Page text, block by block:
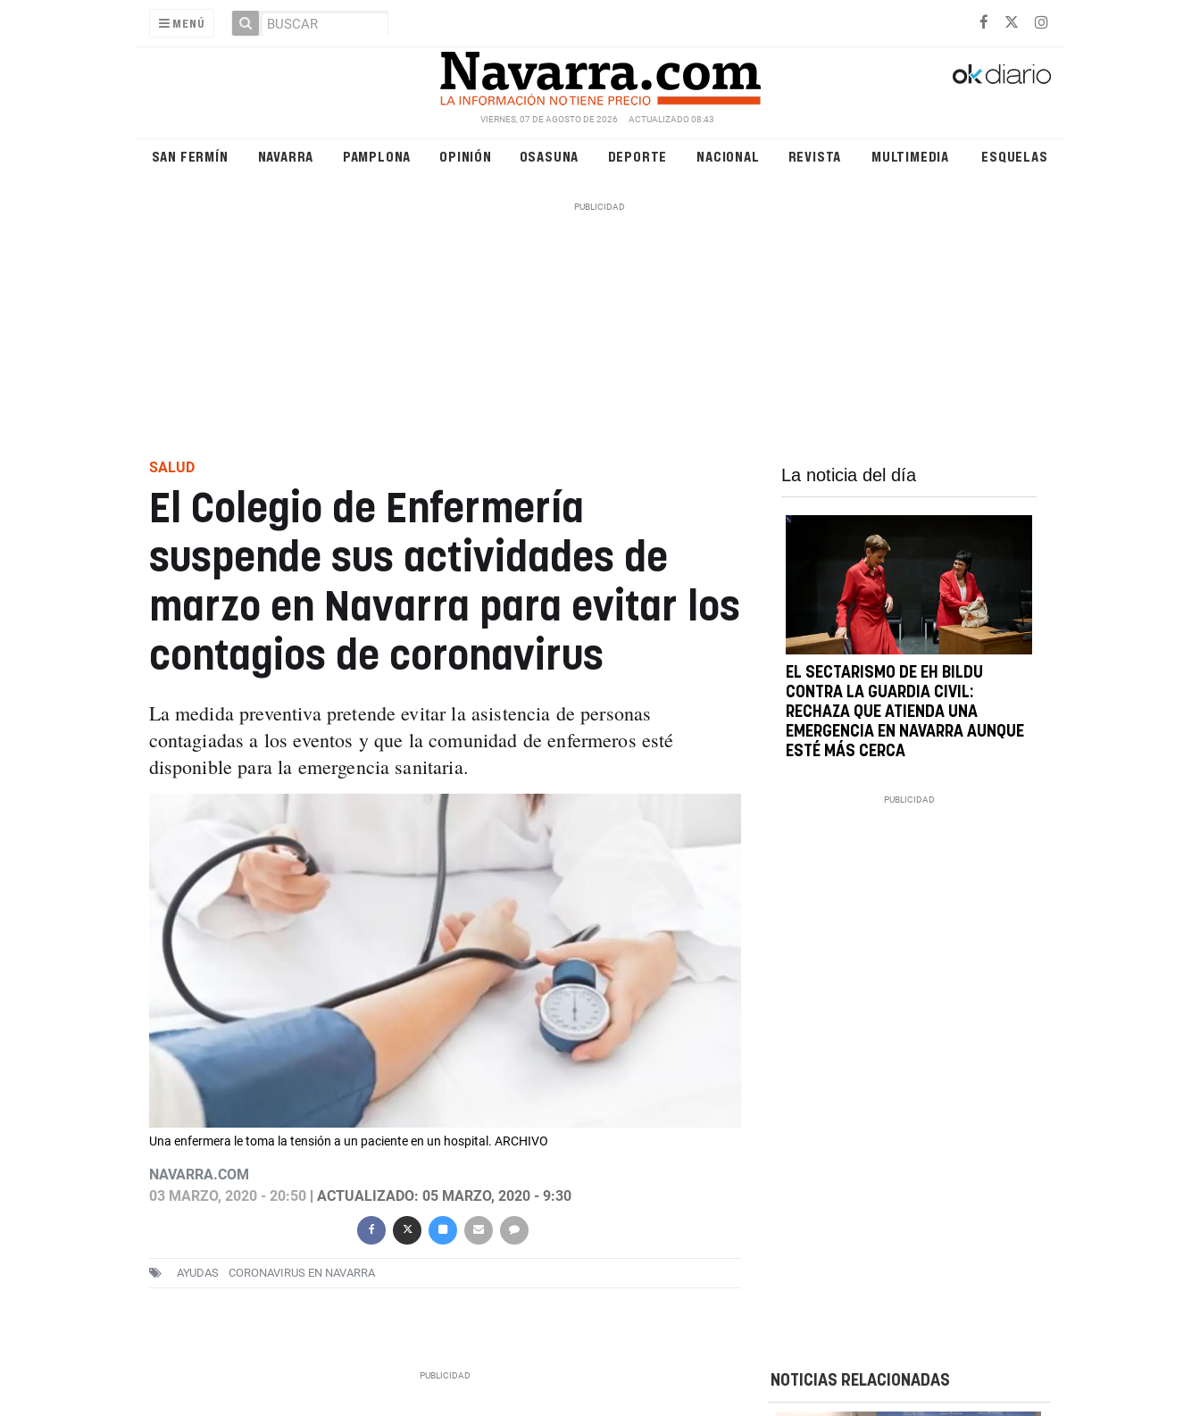
MENÚ
VIERNES, 07 DE AGOSTO DE 2026 ACTUALIZADO 08:43
SAN FERMÍN NAVARRA PAMPLONA OPINIÓN OSASUNA DEPORTE NACIONAL REVISTA MULTIMEDIA ESQUELAS
SALUD
El Colegio de Enfermería
suspende sus actividades de
marzo en Navarra para evitar los
contagios de coronavirus
La medida preventiva pretende evitar la asistencia de personas
contagiadas a los eventos y que la comunidad de enfermeros esté
disponible para la emergencia sanitaria.
Una enfermera le toma la tensión a un paciente en un hospital. ARCHIVO
NAVARRA.COM
03 MARZO, 2020 - 20:50| ACTUALIZADO: 05 MARZO, 2020 - 9:30
AYUDAS CORONAVIRUS EN NAVARRA
La noticia del día
EL SECTARISMO DE EH BILDU
CONTRA LA GUARDIA CIVIL:
RECHAZA QUE ATIENDA UNA
EMERGENCIA EN NAVARRA AUNQUE
ESTÉ MÁS CERCA
NOTICIAS RELACIONADAS